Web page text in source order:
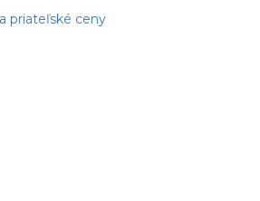
priateľské ceny